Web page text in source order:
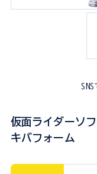
仮面ライダーソ
キバフォーム